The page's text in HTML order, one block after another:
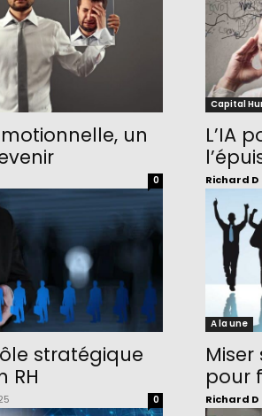
un
0
Capital
L’IA
Richard D
stratégique
RH
0
A la une
pour
Richard D